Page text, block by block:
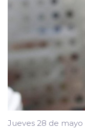
Jueves 28 de mayo